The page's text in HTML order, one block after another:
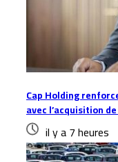
Cap Holding
avec l’acquisition
il y a 7 heures